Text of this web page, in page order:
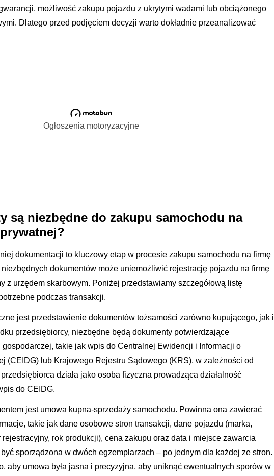
możliwość zakupu pojazdu z ukrytymi wadami lub obciążonego
Dlatego przed podjęciem decyzji warto dokładnie przeanalizować
Ogłoszenia motoryzacyjne
są niezbędne do zakupu samochodu na
dokumentacji to kluczowy etap w procesie zakupu samochodu na firmę
dokumentów może uniemożliwić rejestrację pojazdu na firmę
z urzędem skarbowym. Poniżej przedstawiamy szczegółową listę
podczas transakcji.
jest przedstawienie dokumentów tożsamości zarówno kupującego, jak i
przedsiębiorcy, niezbędne będą dokumenty potwierdzające
gospodarczej, takie jak wpis do Centralnej Ewidencji i Informacji o
(CEIDG) lub Krajowego Rejestru Sądowego (KRS), w zależności od
działa jako osoba fizyczna prowadząca działalność
do CEIDG.
jest umowa kupna-sprzedaży samochodu. Powinna ona zawierać
takie jak dane osobowe stron transakcji, dane pojazdu (marka,
rok produkcji), cena zakupu oraz data i miejsce zawarcia
sporządzona w dwóch egzemplarzach – po jednym dla każdej ze stron.
aby umowa była jasna i precyzyjna, aby uniknąć ewentualnych sporów w